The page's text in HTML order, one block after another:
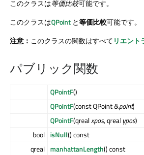
このクラスは等価比較可能です。
このクラスはQPoint と等価比較可能です。
注意： このクラスの関数はすべてリエント
パブリック関数
QPointF()
QPointF(const QPoint &point)
QPointF(qrealxpos, qreal ypos)
bool isNull() const
qreal manhattanLength() const